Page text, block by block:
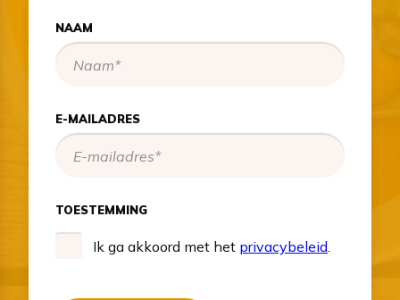
NAAM
E-MAILADRES
TOESTEMMING
Ik ga akkoord met het privacybeleid.